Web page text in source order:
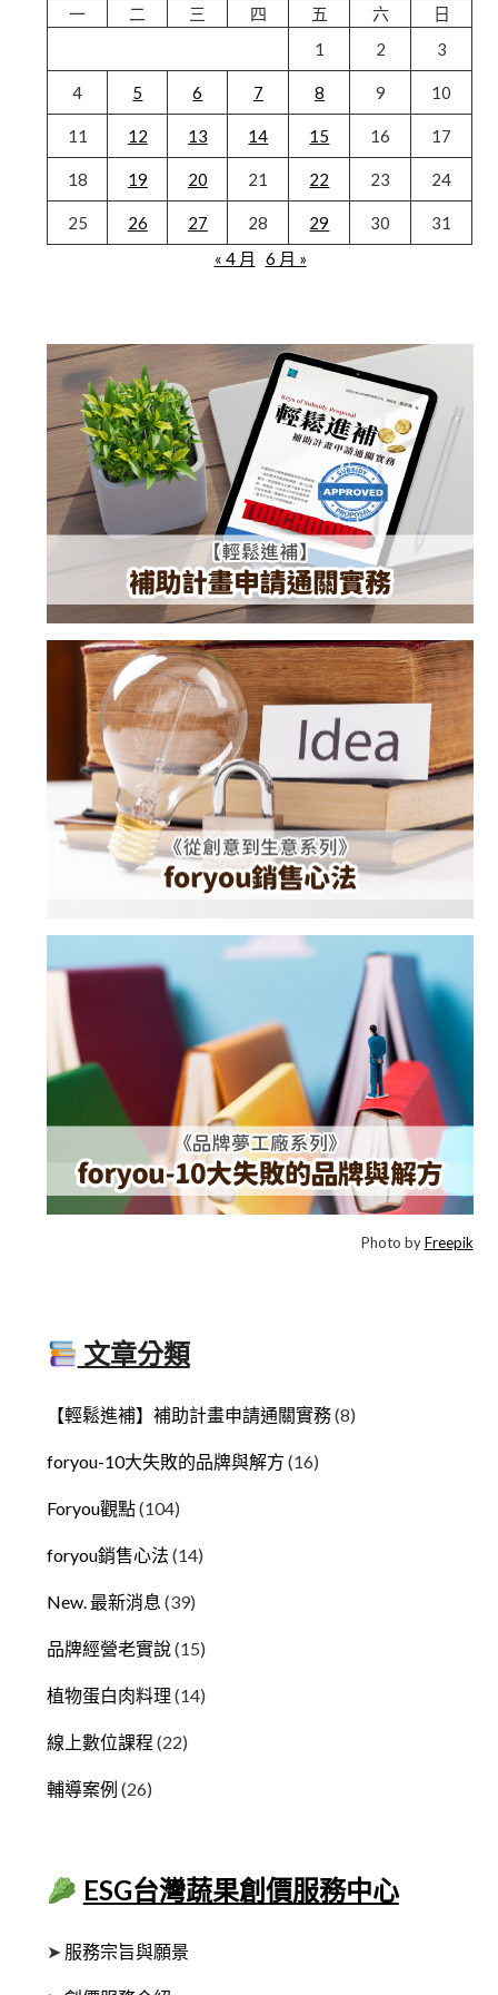
一 二 三 四 五 六
日
1
2 3
4 5 6 7 8 9 10
11 12 13 14 15 16 17
18 19 20 21 22 23 24
25 26 27 28 29 30
31
« 4 月
6 月 »
Photo byFreepik
文章分類
【輕鬆進補】補助計畫申請通關實務(8)
foryou-10大失敗的品牌與解方 (16)
Foryou觀點(104)
foryou銷售心法 (14)
New. 最新消息 (39)
品牌經營老實說(15)
植物蛋白肉料理 (14)
線上數位課程 (22)
輔導案例 (26)
ESG台灣蔬果創價服務中心
➤ 服務宗旨與願景